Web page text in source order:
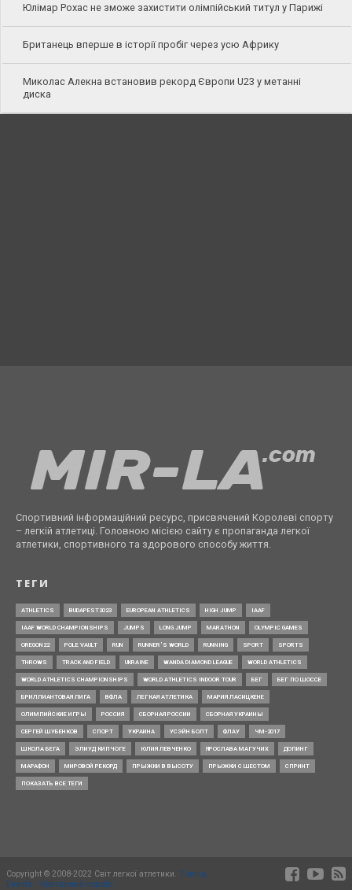
Юлімар Рохас не зможе захистити олімпійський титул у Парижі
Британець вперше в історії пробіг через усю Африку
Миколас Алекна встановив рекорд Європи U23 у метанні
диска
Спортивний інформаційний ресурс, присвячений Королеві спорту
– легкій атлетиці. Головною місією сайту є пропаганда легкої
атлетики, спортивного та здорового способу життя.
ТЕГИ
ATHLETICS BUDAPEST2023 EUROPEAN ATHLETICS HIGH JUMP IAAF
IAAF WORLD CHAMPIONSHIPS JUMPS LONG JUMP MARATHON OLYMPIC GAMES
OREGON22 POLE VAULT RUN RUNNER’S WORLD RUNNING SPORT SPORTS
THROWS TRACK AND FIELD UKRAINE WANDA DIAMOND LEAGUE WORLD ATHLETICS
WORLD ATHLETICS CHAMPIONSHIPS WORLD ATHLETICS INDOOR TOUR БЕГ БЕГ ПО ШОССЕ
БРИЛЛИАНТОВАЯ ЛИГА ВФЛА ЛЕГКАЯ АТЛЕТИКА МАРИЯ ЛАСИЦКЕНЕ
ОЛИМПИЙСКИЕ ИГРЫ РОССИЯ СБОРНАЯ РОССИИ СБОРНАЯ УКРАИНЫ
СЕРГЕЙ ШУБЕНКОВ СПОРТ УКРАИНА УСЭЙН БОЛТ ФЛАУ ЧМ-2017
ШКОЛА БЕГА ЭЛИУД КИПЧОГЕ ЮЛИЯ ЛЕВЧЕНКО ЯРОСЛАВА МАГУЧИХ ДОПИНГ
МАРАФОН МИРОВОЙ РЕКОРД ПРЫЖКИ В ВЫСОТУ ПРЫЖКИ С ШЕСТОМ СПРИНТ
ПОКАЗАТЬ ВСЕ ТЕГИ
Copyright © 2008-2022 Світ легкої атлетики. Timing
Events - Квитковий сервіс